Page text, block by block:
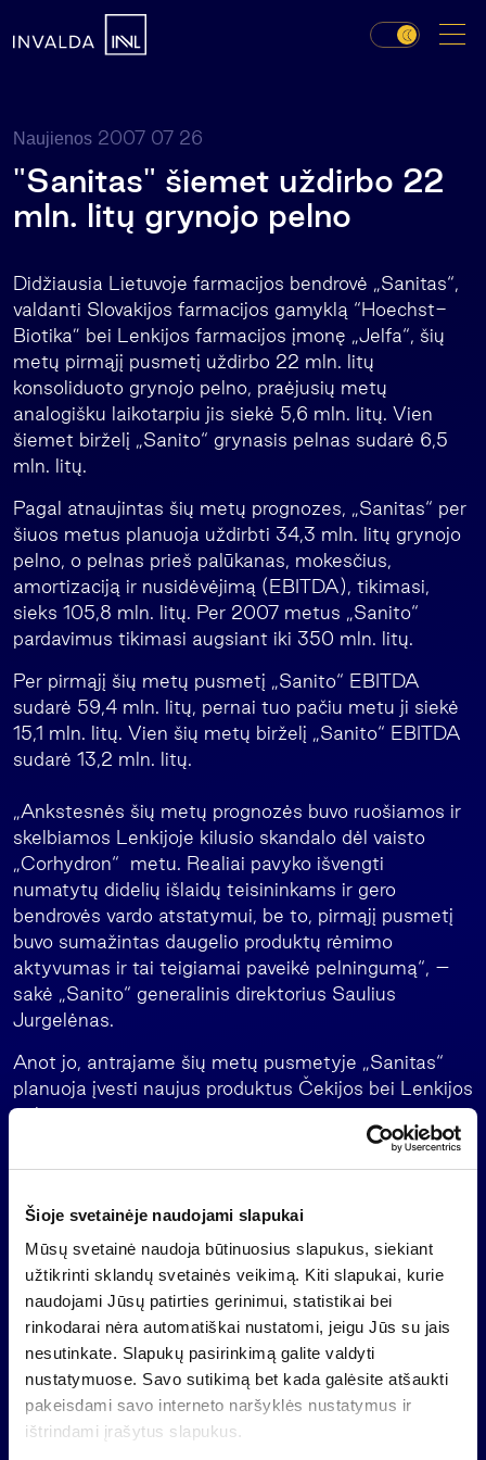
Šioje svetainėje naudojami slapukai
Mūsų svetainė naudoja būtinuosius slapukus, siekiant
užtikrinti sklandų svetainės veikimą. Kiti slapukai, kurie
naudojami Jūsų patirties gerinimui, statistikai bei
rinkodarai nėra automatiškai nustatomi, jeigu Jūs su jais
nesutinkate. Slapukų pasirinkimą galite valdyti
nustatymuose. Savo sutikimą bet kada galėsite atšaukti
pakeisdami savo interneto naršyklės nustatymus ir
ištrindami įrašytus slapukus.
Naujienos 2007 07 26
"Sanitas" šiemet uždirbo 22
mln. litų grynojo pelno
Didžiausia Lietuvoje farmacijos bendrovė „Sanitas“,
valdanti Slovakijos farmacijos gamyklą “Hoechst-
Biotika” bei Lenkijos farmacijos įmonę „Jelfa“, šių
metų pirmąjį pusmetį uždirbo 22 mln. litų
konsoliduoto grynojo pelno, praėjusių metų
analogišku laikotarpiu jis siekė 5,6 mln. litų. Vien
šiemet birželį „Sanito“ grynasis pelnas sudarė 6,5
mln. litų.
Pagal atnaujintas šių metų prognozes, „Sanitas“ per
šiuos metus planuoja uždirbti 34,3 mln. litų grynojo
pelno, o pelnas prieš palūkanas, mokesčius,
amortizaciją ir nusidėvėjimą (EBITDA), tikimasi,
sieks 105,8 mln. litų. Per 2007 metus „Sanito“
pardavimus tikimasi augsiant iki 350 mln. litų.
Per pirmąjį šių metų pusmetį „Sanito“ EBITDA
sudarė 59,4 mln. litų, pernai tuo pačiu metu ji siekė
15,1 mln. litų. Vien šių metų birželį „Sanito“ EBITDA
sudarė 13,2 mln. litų.
„Ankstesnės šių metų prognozės buvo ruošiamos ir
skelbiamos Lenkijoje kilusio skandalo dėl vaisto
„Corhydron“ metu. Realiai pavyko išvengti
numatytų didelių išlaidų teisininkams ir gero
bendrovės vardo atstatymui, be to, pirmąjį pusmetį
buvo sumažintas daugelio produktų rėmimo
aktyvumas ir tai teigiamai paveikė pelningumą“, –
sakė „Sanito“ generalinis direktorius Saulius
Jurgelėnas.
Anot jo, antrajame šių metų pusmetyje „Sanitas“
planuoja įvesti naujus produktus Čekijos bei Lenkijos
rinkose.
„Sanito“ konsoliduoti šių metų sausio-birželio
aisiais tuo pačiu laikotarpiu jie siekė 46,2 mln. litų.
Pagrindiniai „Sanito“ akcininkai yra investicijų
bendrovė „Invalda“ bei investicijų fondai „Amber
Trust II SCA” ir „Citigroup Venture Capital
International Jersey”. „Sanito“ akcijos kotiruojamos
Vilniaus vertybinių popierių biržos Oficialiajame
sąraše.